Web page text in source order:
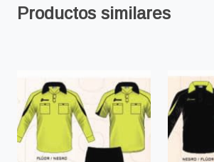
Productos similares